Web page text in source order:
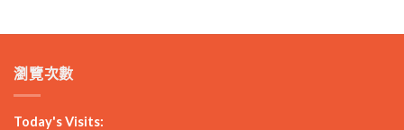
瀏覽次數
Today's Visits: